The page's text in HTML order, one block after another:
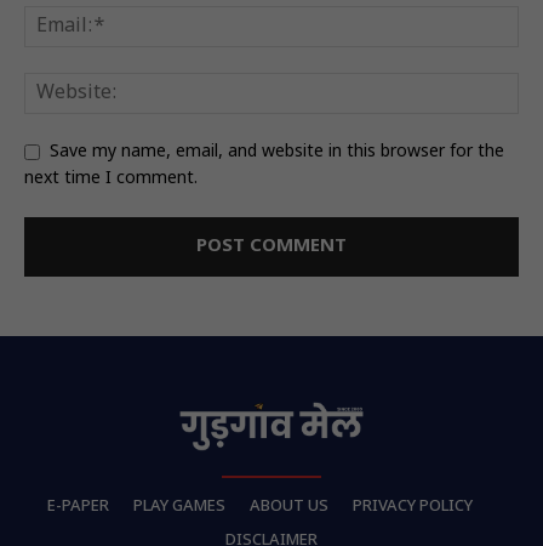
Save my name, email, and website in this browser for the
next time I comment.
E-PAPER PLAY GAMES ABOUT US
PRIVACY POLICY
DISCLAIMER